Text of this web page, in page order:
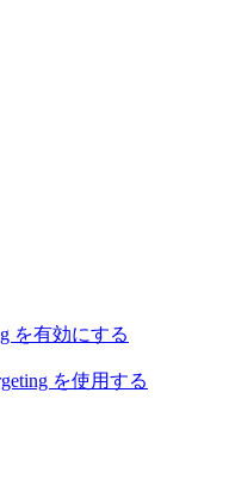
を有効にする
を使用する